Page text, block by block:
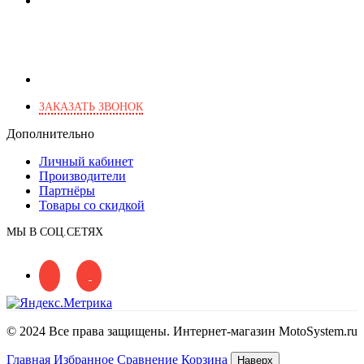
ЗАКАЗАТЬ ЗВОНОК
Дополнительно
Личный кабинет
Производители
Партнёры
Товары со скидкой
МЫ В СОЦ.СЕТЯХ
© 2024 Все права защищены. Интернет-магазин MotoSystem.ru
Главная Избранное Сравнение Корзина Наверх